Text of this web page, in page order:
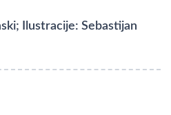
Ilustracije: Sebastijan